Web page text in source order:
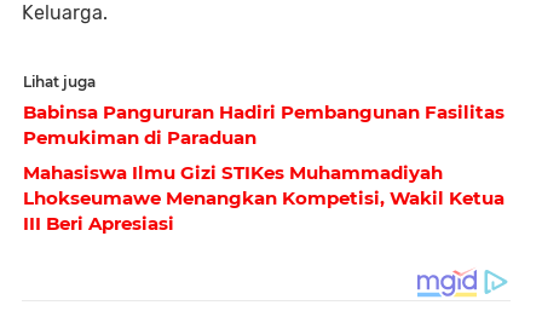
Keluarga.
Lihat juga
Babinsa Pangururan Hadiri Pembangunan Fasilitas
Pemukiman di Paraduan
Mahasiswa Ilmu Gizi STIKes Muhammadiyah
Lhokseumawe Menangkan Kompetisi, Wakil Ketua
III Beri Apresiasi